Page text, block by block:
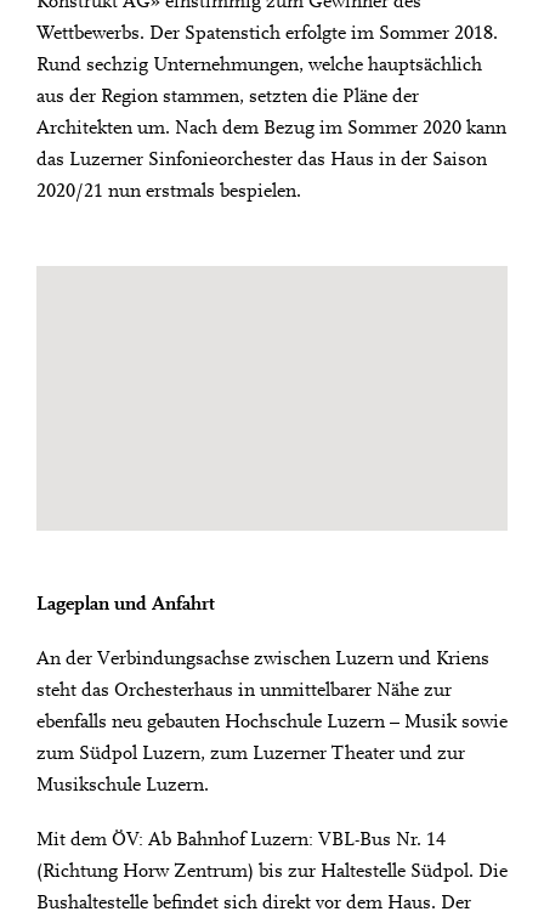
Wettbewerbs. Der Spatenstich erfolgte im Sommer 2018.
Rund sechzig Unternehmungen, welche hauptsächlich
aus der Region stammen, setzten die Pläne der
Architekten um. Nach dem Bezug im Sommer 2020 kann
das Luzerner Sinfonieorchester das Haus in der Saison
2020/21 nun erstmals bespielen.
Lageplan und Anfahrt
An der Verbindungsachse zwischen Luzern und Kriens
steht das Orchesterhaus in unmittelbarer Nähe zur
ebenfalls neu gebauten Hochschule Luzern – Musik sowie
zum Südpol Luzern, zum Luzerner Theater und zur
Musikschule Luzern.
Mit dem ÖV: Ab Bahnhof Luzern: VBL-Bus Nr. 14
(Richtung Horw Zentrum) bis zur Haltestelle Südpol. Die
Bushaltestelle befindet sich direkt vor dem Haus. Der